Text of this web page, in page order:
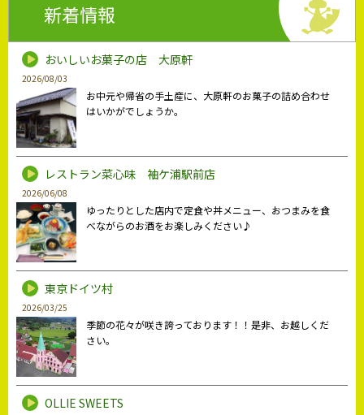
新着情報
おいしいお菓子の店 大原軒
2026/08/03
お中元や帰省の手土産に、大原軒のお菓子の詰め合わせ
はいかがでしょうか。
レストラン菜心味 袖ケ浦駅前店
2026/06/08
ゆったりとした店内で定食や丼メニュー、おつまみを食
べながらのお酒をお楽しみください♪
東京ドイツ村
2026/03/25
季節の花々が咲き誇っております！！是非、お越しくだ
さい。
OLLIE SWEETS